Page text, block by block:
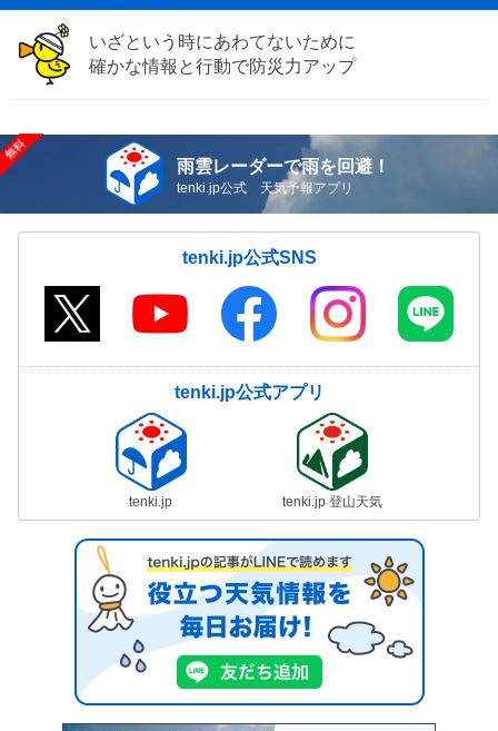
いざという時にあわてないために
確かな情報と行動で防災力アップ
雨雲レーダーで雨を回避！
tenki.jp公式 天気予報アプリ
tenki.jp公式SNS
tenki.jp公式アプリ
tenki.jp tenki.jp 登山天気